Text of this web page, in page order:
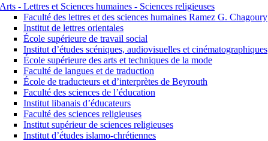
Arts - Lettres et Sciences humaines - Sciences religieuses
Faculté des lettres et des sciences humaines Ramez G. Chagoury
Institut de lettres orientales
École supérieure de travail social
Institut d’études scéniques, audiovisuelles et cinématographiques
École supérieure des arts et techniques de la mode
Faculté de langues et de traduction
École de traducteurs et d’interprètes de Beyrouth
Faculté des sciences de l’éducation
Institut libanais d’éducateurs
Faculté des sciences religieuses
Institut supérieur de sciences religieuses
Institut d’études islamo-chrétiennes